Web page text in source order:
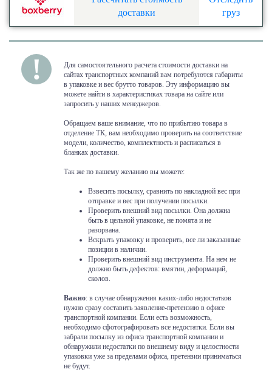
доставки
груз
Для самостоятельного расчета стоимости доставки на
сайтах транспортных компаний вам потребуются габариты
в упаковке и вес брутто товаров. Эту информацию вы
можете найти в характеристиках товара на сайте или
запросить у наших менеджеров.
Обращаем ваше внимание, что по прибытию товара в
отделение ТК, вам необходимо проверить на соответствие
модели, количество, комплектность и расписаться в
бланках доставки.
Так же по вашему желанию вы можете:
Взвесить посылку, сравнить по накладной вес при
отправке и вес при получении посылки.
Проверить внешний вид посылки. Она должна
быть в цельной упаковке, не помята и не
разорвана.
Вскрыть упаковку и проверить, все ли заказанные
позиции в наличии.
Проверить внешний вид инструмента. На нем не
должно быть дефектов: вмятин, деформаций,
сколов.
Важно: в случае обнаружения каких-либо недостатков
нужно сразу составить заявление-претензию в офисе
транспортной компании. Если есть возможность,
необходимо сфотографировать все недостатки. Если вы
забрали посылку из офиса транспортной компании и
обнаружили недостатки по внешнему виду и целостности
упаковки уже за пределами офиса, претензии приниматься
не будут.